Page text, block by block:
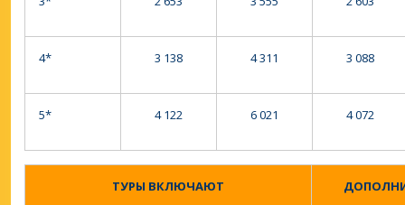
4* 3 138 4 311 3 088
5* 4 122 6 021 4 072
ТУРЫ ВКЛЮЧАЮТ